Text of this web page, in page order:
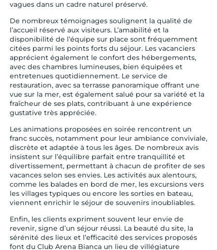
vagues dans un cadre naturel préservé.
De nombreux témoignages soulignent la qualité de
l’accueil réservé aux visiteurs. L’amabilité et la
disponibilité de l’équipe sur place sont fréquemment
citées parmi les points forts du séjour. Les vacanciers
apprécient également le confort des hébergements,
avec des chambres lumineuses, bien équipées et
entretenues quotidiennement. Le service de
restauration, avec sa terrasse panoramique offrant une
vue sur la mer, est également salué pour sa variété et la
fraîcheur de ses plats, contribuant à une expérience
gustative très appréciée.
Les animations proposées en soirée rencontrent un
franc succès, notamment pour leur ambiance conviviale,
discrète et adaptée à tous les âges. De nombreux avis
insistent sur l’équilibre parfait entre tranquillité et
divertissement, permettant à chacun de profiter de ses
vacances selon ses envies. Les activités aux alentours,
comme les balades en bord de mer, les excursions vers
les villages typiques ou encore les sorties en bateau,
viennent enrichir le séjour de souvenirs inoubliables.
Enfin, les clients expriment souvent leur envie de
revenir, signe d’un séjour réussi. La beauté du site, la
sérénité des lieux et l’efficacité des services proposés
font du Club Arena Bianca un lieu de villégiature